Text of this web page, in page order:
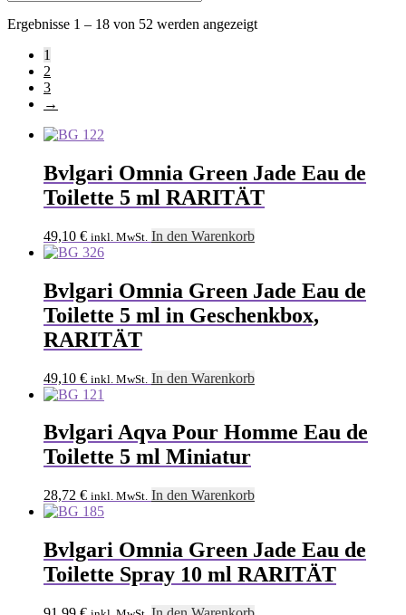
Ergebnisse 1 – 18 von 52 werden angezeigtNach
1
2
3
→
Bvlgari Omnia Green Jade Eau de
Toilette 5 ml RARITÄT
49,10 € inkl. MwSt. In den Warenkorb
Bvlgari Omnia Green Jade Eau de
Toilette 5 ml in Geschenkbox,
RARITÄT
49,10 € inkl. MwSt. In den Warenkorb
Bvlgari Aqva Pour Homme Eau de
Toilette 5 ml Miniatur
28,72 € inkl. MwSt. In den Warenkorb
Bvlgari Omnia Green Jade Eau de
Toilette Spray 10 ml RARITÄT